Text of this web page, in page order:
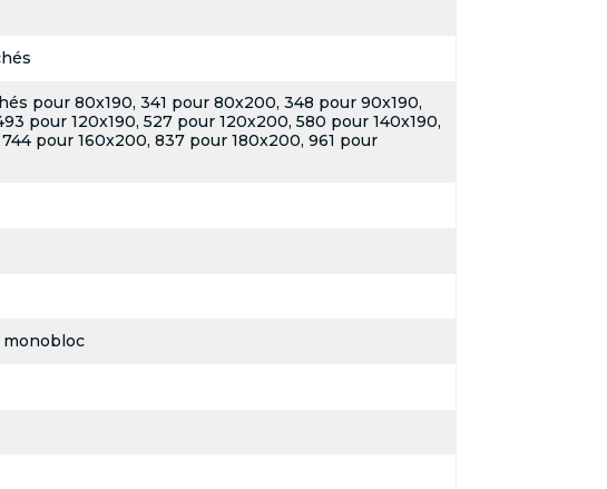
pour 80x190, 341 pour 80x200, 348 pour 90x190,
pour 120x190, 527 pour 120x200, 580 pour 140x190,
pour 160x200, 837 pour 180x200, 961 pour